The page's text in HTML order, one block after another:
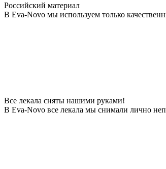
Российский материал
В Eva-Novo мы используем только
Все лекала сняты нашими руками!
В Eva-Novo все лекала мы снимали лично